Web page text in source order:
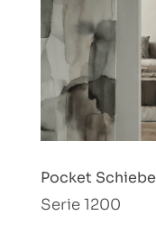
Pocket
Serie 1200